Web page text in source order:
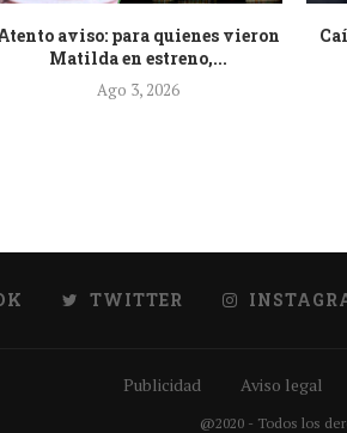
aviso: para quienes vieron
Matilda en estreno,...
Ago 3, 2026
TWITTER
Publicidad Aviso legal
@2020 - Todos los